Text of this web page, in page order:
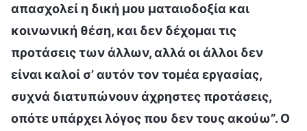
απασχολεί η δική μου ματαιοδοξία και
κοινωνική θέση, και δεν δέχομαι τις
προτάσεις των άλλων, αλλά οι άλλοι δεν
είναι καλοί σ’ αυτόν τον τομέα εργασίας,
συχνά διατυπώνουν άχρηστες προτάσεις,
οπότε υπάρχει λόγος που δεν τους ακούω”. Ο